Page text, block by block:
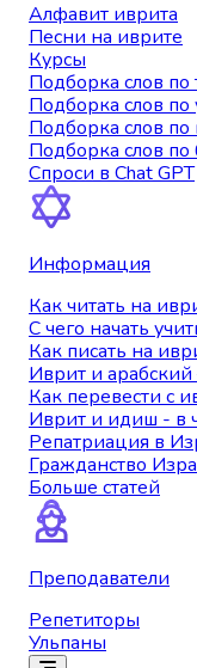
Алфавит иврита
Песни на иврите
Курсы
Подборка слов по
Подборка слов по
Подборка слов
Подборка слов по
Спроси в Chat GPT
Информация
Как читать на
С чего начать
Как писать на
Иврит и арабский
Как перевести с
Иврит и идиш - в
Репатриация в
Гражданство
Больше статей
Преподаватели
Репетиторы
Ульпаны